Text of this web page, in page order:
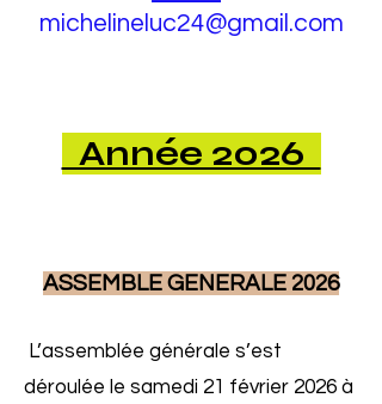
michelineluc24@gmail.com
Année 2026
ASSEMBLE GENERALE 2026
L’assemblée générale s’est
déroulée le samedi 21 février 2026 à